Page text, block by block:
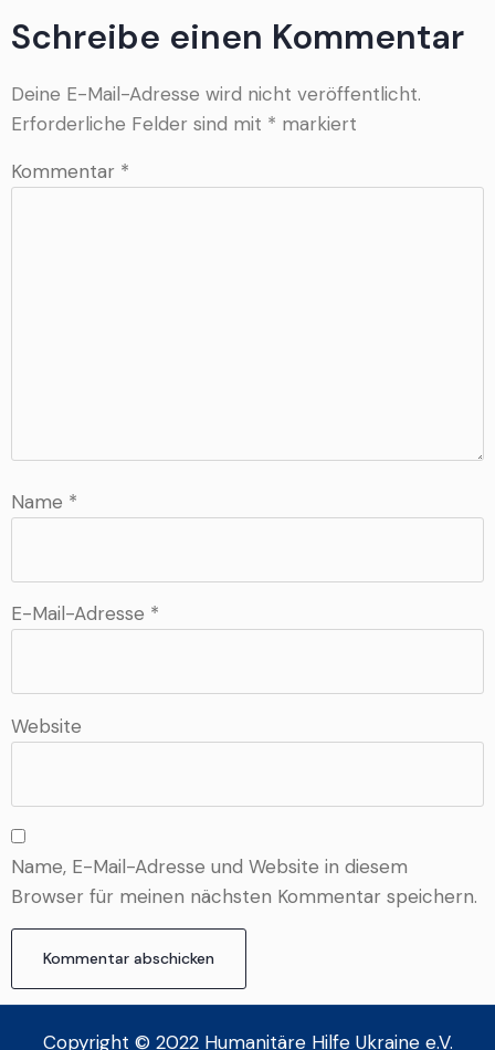
Schreibe einen Kommentar
Deine E-Mail-Adresse wird nicht veröffentlicht.
Erforderliche Felder sind mit * markiert
Kommentar *
Name *
E-Mail-Adresse *
Website
Name, E-Mail-Adresse und Website in diesem
Browser für meinen nächsten Kommentar speichern.
Copyright © 2022 Humanitäre Hilfe Ukraine e.V.